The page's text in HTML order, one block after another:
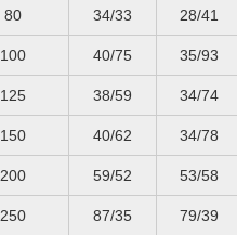
80 34/33 28/41
100 40/75 35/93
125 38/59 34/74
150 40/62 34/78
200 59/52 53/58
250 87/35 79/39